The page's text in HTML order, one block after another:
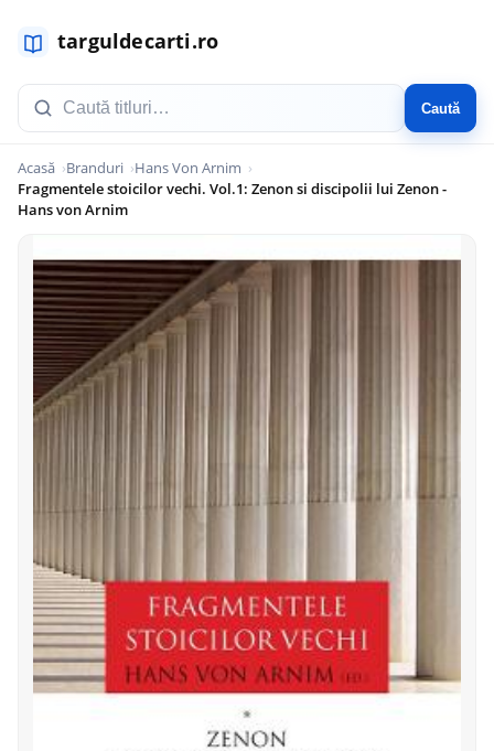
Caută
Acasă Branduri
Hans Von Arnim
Fragmentele stoicilor vechi. Vol.1: Zenon si discipolii lui Zenon -
Hans von Arnim